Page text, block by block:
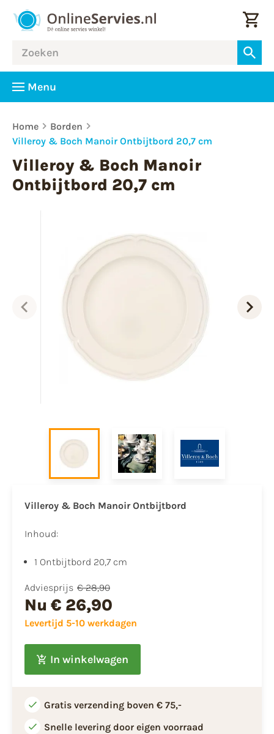
Menu
Home
Borden
Villeroy & Boch Manoir Ontbijtbord 20,7 cm
Villeroy & Boch Manoir
Ontbijtbord 20,7 cm
Villeroy & Boch Manoir Ontbijtbord
Inhoud:
1 Ontbijtbord 20,7 cm
Adviesprijs € 28,90
Nu € 26,90
Levertijd 5-10 werkdagen
In winkelwagen
Gratis verzending boven € 75,-
Snelle levering door eigen voorraad